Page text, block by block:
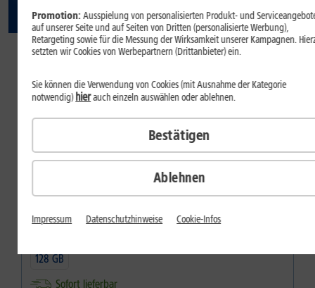
34,
99
€/Monat
dauerhaft
Inkl.1&1 All-Net-Flat S
Welche Farbe gefällt Ihnen?
Farbe:Moonstone
Speicher
128 GB
Sofort lieferbar
Promotion:Ausspielung von personalisierten Produkt- und
auf unserer Seite und auf Seiten von Dritten (personalisierte Werbung),
Retargeting sowie für die Messung der Wirksamkeit unserer Kampagnen.
setzten wir Cookies von Werbepartnern (Drittanbieter) ein.
Ablehnen
Sie können die Verwendung von Cookies (mit Ausnahme der Kategorie
notwendig)hierauch einzeln auswählen oder ablehnen.
Bestätigen
Impressum Datenschutzhinweise Cookie-Infos